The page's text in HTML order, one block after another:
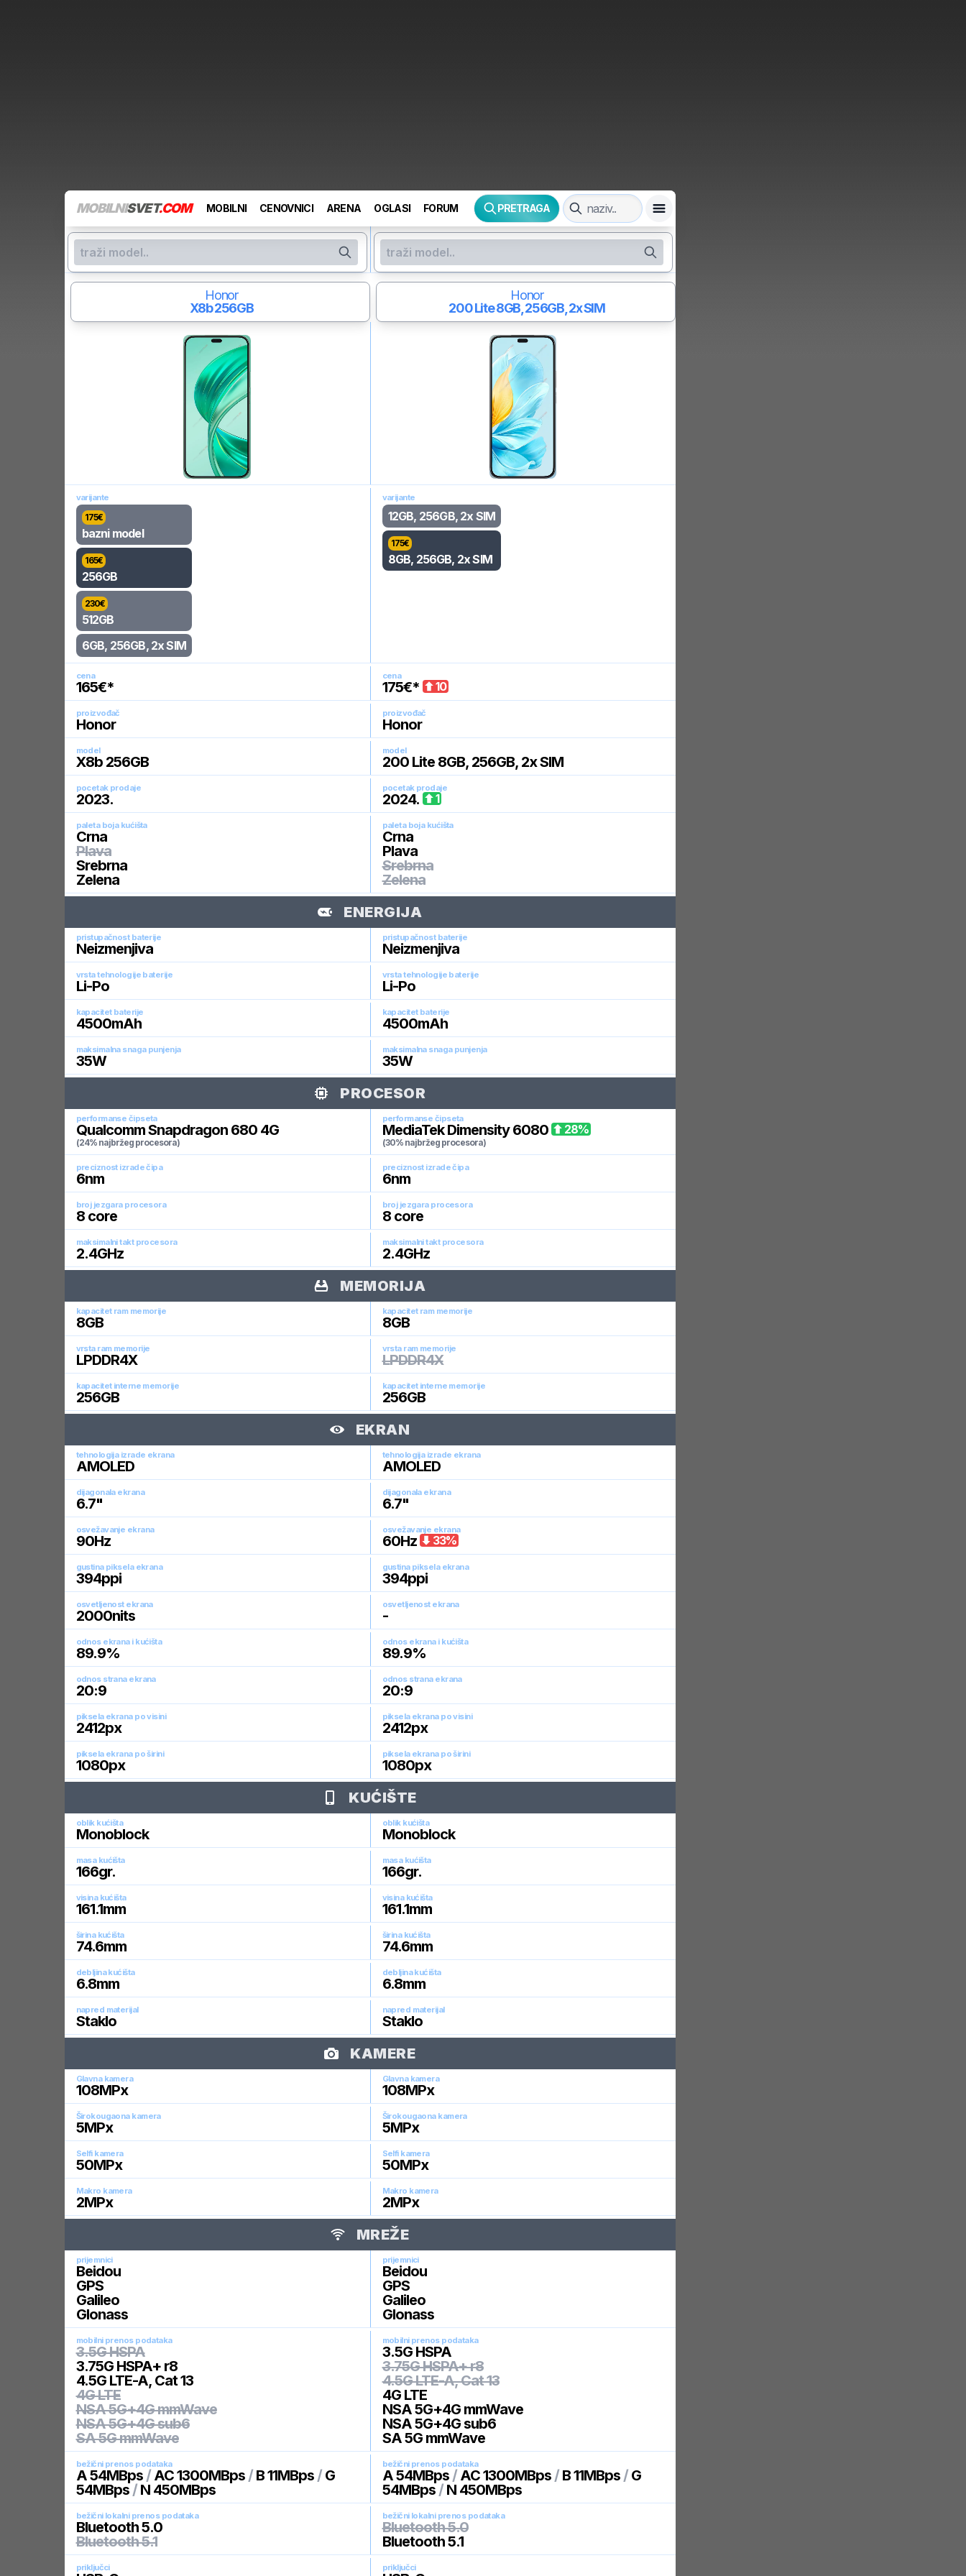
MOBILNISVET.COM MOBILNI CENOVNICI ARENA OGLASI FORUM PRETRAGA
Honor
X8b256GB
Honor
200 Lite8GB, 256GB, 2x SIM
varijante
175€
bazni model
165€
256GB
230€
512GB
6GB, 256GB, 2x SIM
varijante
12GB, 256GB, 2x SIM
175€
8GB, 256GB, 2x SIM
cena
165€*
cena
175€* 10
proizvođač
Honor
proizvođač
Honor
model
X8b 256GB
model
200 Lite 8GB, 256GB, 2x SIM
pocetak prodaje
2023.
pocetak prodaje
2024. 1
paleta boja kućišta
Crna
Plava
Srebrna
Zelena
paleta boja kućišta
Crna
Plava
Srebrna
Zelena
ENERGIJA
pristupačnost baterije
Neizmenjiva
pristupačnost baterije
Neizmenjiva
vrsta tehnologije baterije
Li-Po
vrsta tehnologije baterije
Li-Po
kapacitet baterije
4500mAh
kapacitet baterije
4500mAh
maksimalna snaga punjenja
35W
maksimalna snaga punjenja
35W
PROCESOR
performanse čipseta
Qualcomm Snapdragon 680 4G
(24% najbržeg procesora)
performanse čipseta
MediaTek Dimensity 6080
(30% najbržeg procesora)
28%
preciznost izrade čipa
6nm
preciznost izrade čipa
6nm
broj jezgara procesora
8core
broj jezgara procesora
8core
maksimalni takt procesora
2.4GHz
maksimalni takt procesora
2.4GHz
MEMORIJA
kapacitet ram memorije
8GB
kapacitet ram memorije
8GB
vrsta ram memorije
LPDDR4X
vrsta ram memorije
LPDDR4X
kapacitet interne memorije
256GB
kapacitet interne memorije
256GB
EKRAN
tehnologija izrade ekrana
AMOLED
tehnologija izrade ekrana
AMOLED
dijagonala ekrana
6.7"
dijagonala ekrana
6.7"
osvežavanje ekrana
90Hz
osvežavanje ekrana
60Hz 33%
gustina piksela ekrana
394ppi
gustina piksela ekrana
394ppi
osvetljenost ekrana
2000nits
osvetljenost ekrana
-
odnos ekrana i kućišta
89.9%
odnos ekrana i kućišta
89.9%
odnos strana ekrana
20:9
odnos strana ekrana
20:9
piksela ekrana po visini
2412px
piksela ekrana po visini
2412px
piksela ekrana po širini
1080px
piksela ekrana po širini
1080px
KUĆIŠTE
oblik kućišta
Monoblock
oblik kućišta
Monoblock
masa kućišta
166gr.
masa kućišta
166gr.
visina kućišta
161.1mm
visina kućišta
161.1mm
širina kućišta
74.6mm
širina kućišta
74.6mm
debljina kućišta
6.8mm
debljina kućišta
6.8mm
napred materijal
Staklo
napred materijal
Staklo
KAMERE
Glavna kamera
108MPx
Glavna kamera
108MPx
Širokougaona kamera
5MPx
Širokougaona kamera
5MPx
Selfi kamera
50MPx
Selfi kamera
50MPx
Makro kamera
2MPx
Makro kamera
2MPx
MREŽE
prijemnici
Beidou
GPS
Galileo
Glonass
prijemnici
Beidou
GPS
Galileo
Glonass
mobilni prenos podataka
3.5G HSPA
3.75G HSPA+ r8
4.5G LTE-A, Cat 13
4G LTE
NSA 5G+4G mmWave
NSA 5G+4G sub6
SA 5G mmWave
mobilni prenos podataka
3.5G HSPA
3.75G HSPA+ r8
4.5G LTE-A, Cat 13
4G LTE
NSA 5G+4G mmWave
NSA 5G+4G sub6
SA 5G mmWave
bežični prenos podataka
A 54MBps/ AC 1300MBps/ B 11MBps/ G
54MBps/ N 450MBps
bežični prenos podataka
A 54MBps/ AC 1300MBps/ B 11MBps/ G
54MBps/ N 450MBps
bežični lokalni prenos podataka
Bluetooth 5.0
Bluetooth 5.1
bežični lokalni prenos podataka
Bluetooth 5.0
Bluetooth 5.1
priključci priključci